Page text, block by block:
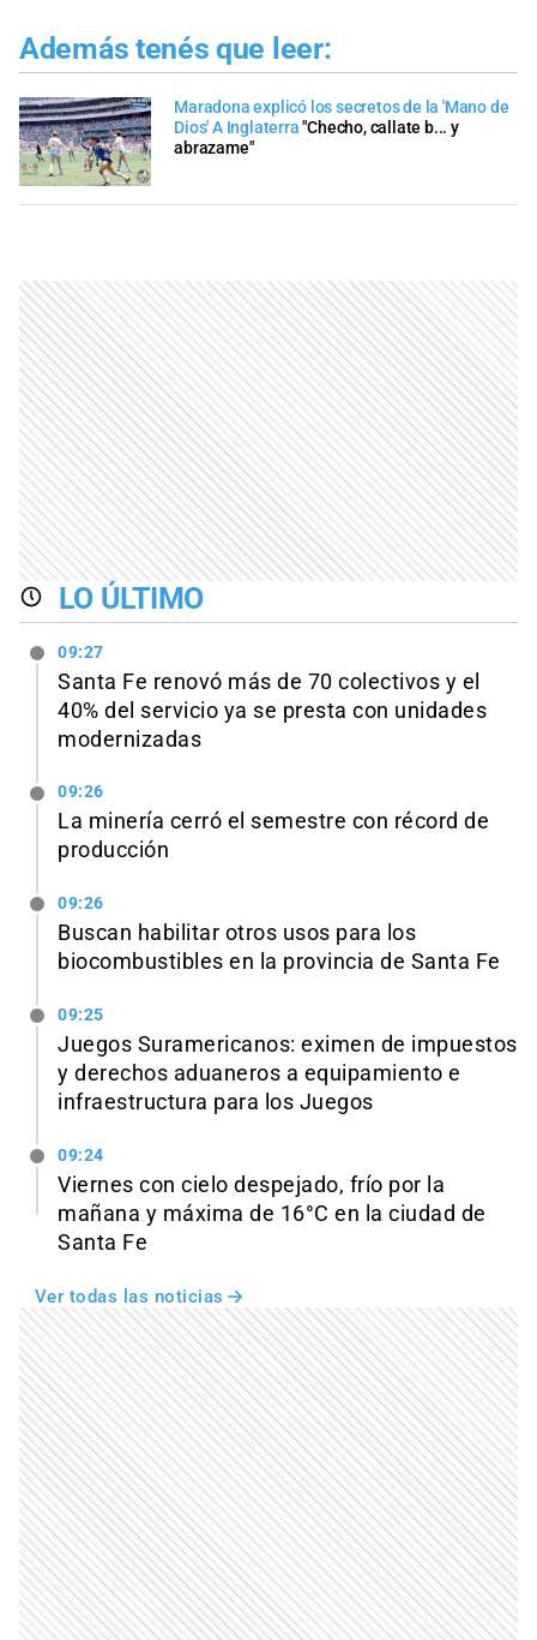
Además tenés que leer:
Maradona explicó los secretos de la 'Mano de
Dios' A Inglaterra "Checho, callate b... y
abrazame"
LO ÚLTIMO
09:27
Santa Fe renovó más de 70 colectivos y el
40% del servicio ya se presta con unidades
modernizadas
09:26
La minería cerró el semestre con récord de
producción
09:26
Buscan habilitar otros usos para los
biocombustibles en la provincia de Santa Fe
09:25
Juegos Suramericanos: eximen de impuestos
y derechos aduaneros a equipamiento e
infraestructura para los Juegos
09:24
Viernes con cielo despejado, frío por la
mañana y máxima de 16°C en la ciudad de
Santa Fe
Ver todas las noticias